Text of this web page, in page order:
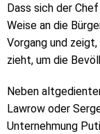
Dass sich der
Weise an die
Vorgang und
zieht, um die
Neben
Lawrow oder
Unternehmung